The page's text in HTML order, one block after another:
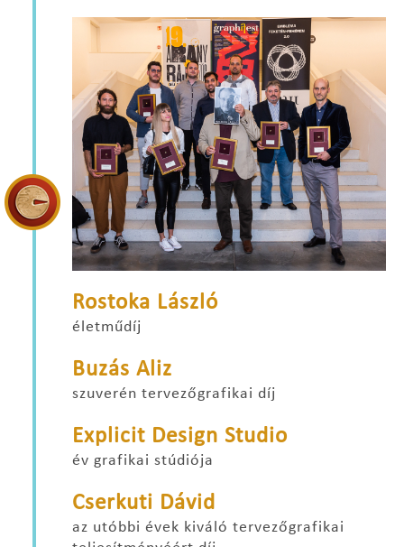
Rostoka László
életműdíj
Buzás Aliz
szuverén tervezőgrafikai díj
Explicit Design Studio
év grafikai stúdiója
Cserkuti Dávid
az utóbbi évek kiváló tervezőgrafikai